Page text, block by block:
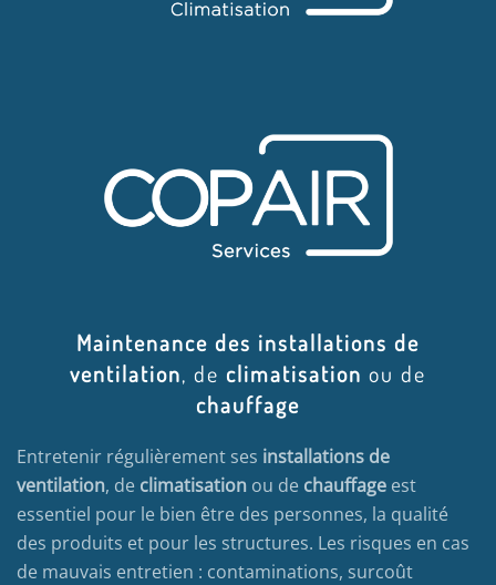
Maintenance des installations de
ventilation, de climatisation ou de
chauffage
Entretenir régulièrement ses installations de
ventilation, de climatisation ou de chauffage est
essentiel pour le bien être des personnes, la qualité
des produits et pour les structures. Les risques en cas
de mauvais entretien : contaminations, surcoût